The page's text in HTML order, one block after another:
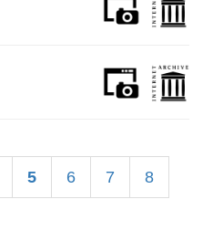
5 6 7 8